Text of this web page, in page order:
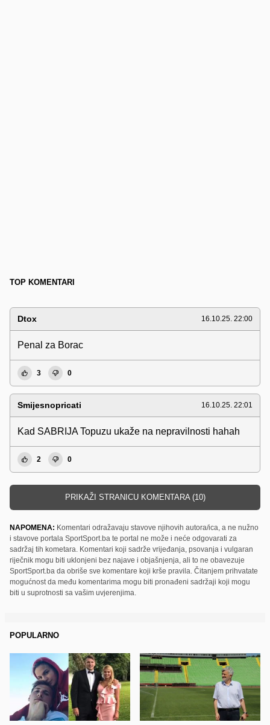
TOP KOMENTARI
Dtox 16.10.25. 22:00
Penal za Borac
3 0
Smijesnopricati 16.10.25. 22:01
Kad SABRIJA Topuzu ukaže na nepravilnosti hahah
2 0
PRIKAŽI STRANICU KOMENTARA (10)
NAPOMENA: Komentari odražavaju stavove njihovih autora/ica, a ne nužno
i stavove portala SportSport.ba te portal ne može i neće odgovarati za
sadržaj tih kometara. Komentari koji sadrže vrijeđanja, psovanja i vulgaran
riječnik mogu biti uklonjeni bez najave i objašnjenja, ali to ne obavezuje
SportSport.ba da obriše sve komentare koji krše pravila. Čitanjem prihvatate
mogućnost da među komentarima mogu biti pronađeni sadržaji koji mogu
biti u suprotnosti sa vašim uvjerenjima.
POPULARNO